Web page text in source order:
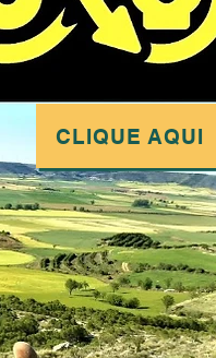
CLIQUE AQUI